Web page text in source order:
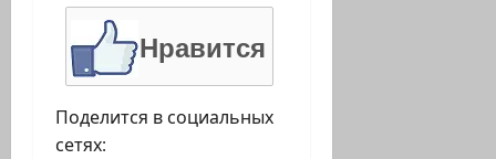
Нравится
Поделится в социальных
сетях: